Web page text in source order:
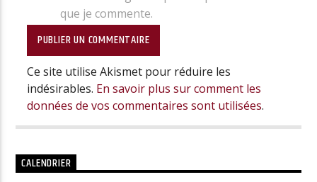
que je commente.
Ce site utilise Akismet pour réduire les
indésirables. En savoir plus sur comment les
données de vos commentaires sont utilisées.
CALENDRIER